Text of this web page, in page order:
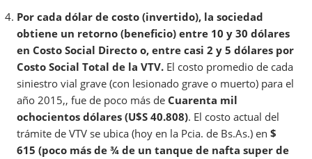
Por cada dólar de costo (invertido), la sociedad
obtiene un retorno (beneficio) entre 10 y 30 dólares
en Costo Social Directo o, entre casi 2 y 5 dólares por
Costo Social Total de la VTV. El costo promedio de cada
siniestro vial grave (con lesionado grave o muerto) para el
año 2015,, fue de poco más de Cuarenta mil
ochocientos dólares (U$S 40.808). El costo actual del
trámite de VTV se ubica (hoy en la Pcia. de Bs.As.) en$
615 (poco más de ¾ de un tanque de nafta super de